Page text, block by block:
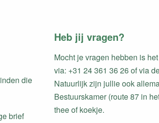
die
brief
Heb jij vragen?
Mocht je vragen hebben is
via: +31 24 361 36 26 of via
Natuurlijk zijn jullie ook
Bestuurskamer (route 87 in
thee of koekje.